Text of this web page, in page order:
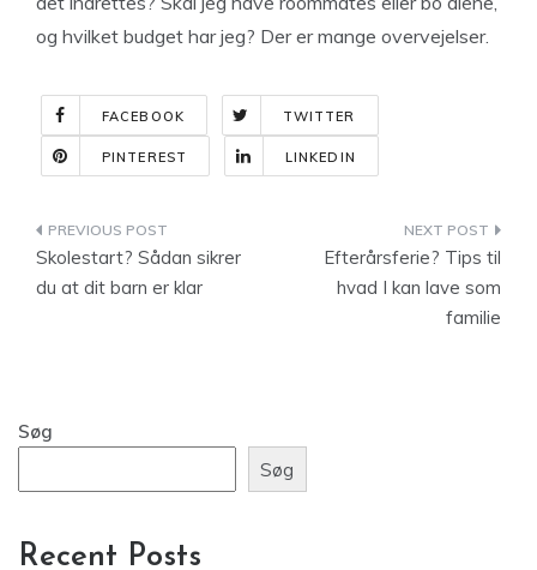
og hvilket budget har jeg? Der er mange overvejelser.
FACEBOOK TWITTER
PINTEREST LINKEDIN
Indlægsnavigation
Skolestart? Sådan sikrer
du at dit barn er klar
Efterårsferie? Tips til
hvad I kan lave som
familie
Søg
Søg
Recent Posts